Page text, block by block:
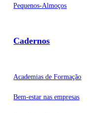
Pequenos-Almoços
Cadernos
Academias de Formação
Bem-estar nas empresas